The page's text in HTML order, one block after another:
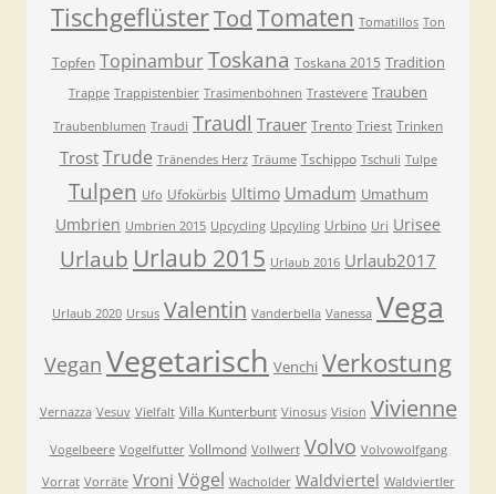
TischgeflüsterTodTomaten Tomatillos Ton
Topfen Topinambur Toskana Toskana 2015 Tradition
Trappe Trappistenbier Trasimenbohnen Trastevere Trauben
Traubenblumen Traudi Traudl Trauer Trento Triest Trinken
Trost Trude Tränendes Herz Träume Tschippo Tschuli Tulpe
Tulpen Ufo Ufokürbis Ultimo Umadum Umathum
Umbrien Umbrien 2015 Upcycling Upcyling Urbino Uri Urisee
Urlaub Urlaub 2015 Urlaub 2016 Urlaub2017
Urlaub 2020 Ursus Valentin Vanderbella Vanessa Vega
Vegan Vegetarisch Venchi Verkostung
Vernazza Vesuv Vielfalt Villa Kunterbunt Vinosus Vision Vivienne
Vogelbeere Vogelfutter Vollmond Vollwert Volvo Volvowolfgang
Vorrat Vorräte Vroni Vögel Wacholder Waldviertel Waldviertler